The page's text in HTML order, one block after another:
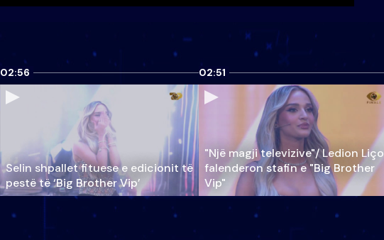
02:56
Selin shpallet fituese e edicionit të
pestë të ‘Big Brother Vip’
02:51
"Një magji televizive"/ Ledion Liço
falenderon stafin e "Big Brother
Vip"